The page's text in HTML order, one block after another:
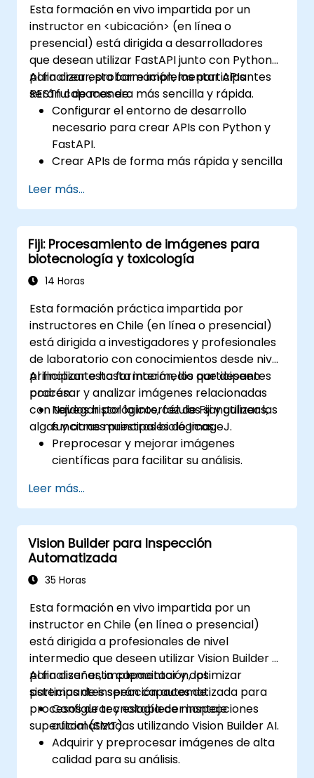
utilizando la pila FARM.
Esta formación en vivo impartida por un
instructor en <ubicación> (en línea o
presencial) está dirigida a desarrolladores
que desean utilizar FastAPI junto con Python
para crear, probar e implementar APIs
RESTful de manera más sencilla y rápida.
Al finalizar esta formación, los participantes
serán capaces de:
Configurar el entorno de desarrollo
necesario para crear APIs con Python y
FastAPI.
Crear APIs de forma más rápida y sencilla
Aprender a crear modelos de datos y
esquemas basados en Pydantic y
OpenAPI.
Conectar APIs a una base de datos
utilizando SQLAlchemy.
Implementar seguridad y autenticación
FastAPI.
Construir imágenes de contenedores e
implementar APIs web en un servidor en
la nube.
Leer más...
Fiji: Procesamiento de imágenes para
biotecnología y toxicología
14 Horas
Esta formación práctica impartida por
instructores en Chile (en línea o presencial)
está dirigida a investigadores y profesionales
de laboratorio con conocimientos desde nivel
principiante hasta intermedio que deseen
procesar y analizar imágenes relacionadas
con tejidos histológicos, células sanguíneas,
algas y otras muestras biológicas.
Al finalizar esta formación, los participantes
podrán:
Navegar por la interfaz de Fiji y utilizar las
funciones principales de ImageJ.
Preprocesar y mejorar imágenes
científicas para facilitar su análisis.
cuantitativa, incluyendo el conteo de
células y la medición de áreas.
Automatizar tareas repetitivas mediante
macros y complementos (plugins).
Personalizar flujos de trabajo para
satisfacer necesidades específicas de
biológicas.
Leer más...
Vision Builder para Inspección
Automatizada
35 Horas
Esta formación en vivo impartida por un
instructor en Chile (en línea o presencial)
está dirigida a profesionales de nivel
intermedio que deseen utilizar Vision Builder AI
para diseñar, implementar y optimizar
sistemas de inspección automatizada para
procesos de tecnología de montaje
superficial (SMT).
Al finalizar esta capacitación, los
participantes serán capaces de:
Configurar y establecer inspecciones
automatizadas utilizando Vision Builder AI.
Adquirir y preprocesar imágenes de alta
calidad para su análisis.